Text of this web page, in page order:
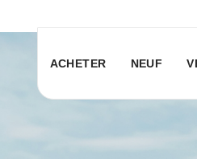
ACHETER NEUF